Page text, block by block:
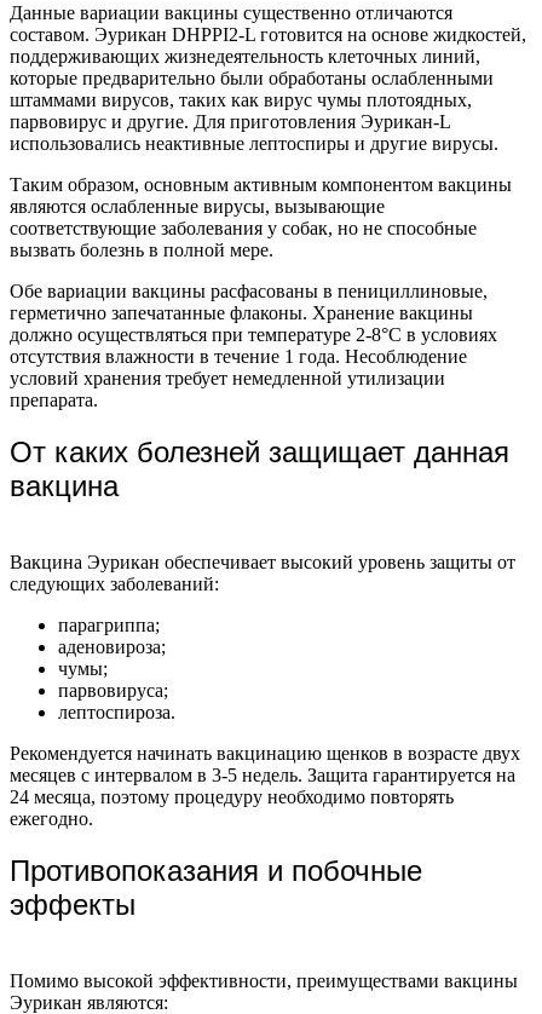
Данные вариации вакцины существенно отличаются
составом. Эурикан DHPPI2-L готовится на основе жидкостей,
поддерживающих жизнедеятельность клеточных линий,
которые предварительно были обработаны ослабленными
штаммами вирусов, таких как вирус чумы плотоядных,
парвовирус и другие. Для приготовления Эурикан-L
использовались неактивные лептоспиры и другие вирусы.
Таким образом, основным активным компонентом вакцины
являются ослабленные вирусы, вызывающие
соответствующие заболевания у собак, но не способные
вызвать болезнь в полной мере.
Обе вариации вакцины расфасованы в пенициллиновые,
герметично запечатанные флаконы. Хранение вакцины
должно осуществляться при температуре 2-8°C в условиях
отсутствия влажности в течение 1 года. Несоблюдение
условий хранения требует немедленной утилизации
препарата.
От каких болезней защищает данная
вакцина
Вакцина Эурикан обеспечивает высокий уровень защиты от
следующих заболеваний:
парагриппа;
аденовироза;
чумы;
парвовируса;
лептоспироза.
Рекомендуется начинать вакцинацию щенков в возрасте двух
месяцев с интервалом в 3-5 недель. Защита гарантируется на
24 месяца, поэтому процедуру необходимо повторять
ежегодно.
Противопоказания и побочные
эффекты
Помимо высокой эффективности, преимуществами вакцины
Эурикан являются: